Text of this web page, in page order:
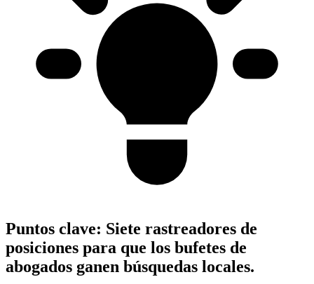
Puntos clave: Siete rastreadores de
posiciones para que los bufetes de
abogados ganen búsquedas locales.